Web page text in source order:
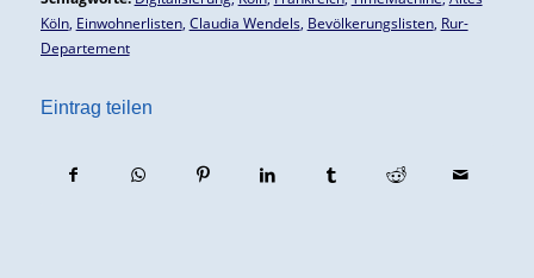
Köln, Einwohnerlisten, Claudia Wendels, Bevölkerungslisten, Rur-
Departement
Eintrag teilen